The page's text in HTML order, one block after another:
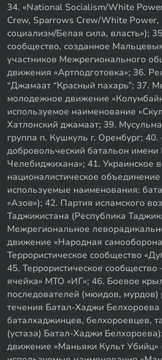
34. «National Socialism/White
Crew, Sparrows Crew/White
социализм/Белая сила, власть»);
сообщество, созданное
участников Межрегионального
движения «Артподготовка»; 36.
“Джамаат “Красный пахарь”; 37.
молодежное движение
используемое наименование
Хатлонский джамаат; 39.
группа п. Кушкуль г. Оренбург; 40.
добровольческий батальон
Челебиджихана»; 41. Украинское
националистическое объединение
используемые наименования:
«Азов»); 42. Партия исламского
Таджикистана (Республика
Межрегиональное
движение «Народная
Террористическое сообщество
45. Террористическое сообщество
ячейка» МТО «ИГ»; 46. Боевое
последователей (мюидов, мурдов)
течения Батал-Хаджи
баталхаджинцев, белхороевцев,
(устаза) Батал-Хаджи
движение «Маньяки Культ Убийц»